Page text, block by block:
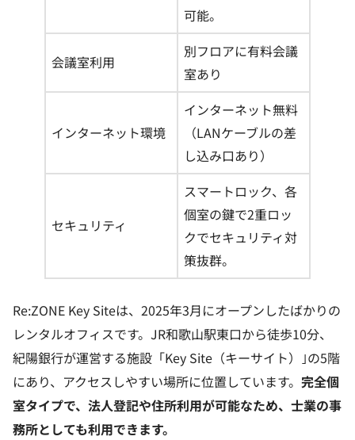
可能。
会議室利用
別フロアに有料会議
室あり
インターネット環境
インターネット無料
（LANケーブルの差
し込み口あり）
セキュリティ
スマートロック、各
個室の鍵で2重ロッ
クでセキュリティ対
策抜群。
Re:ZONE Key Siteは、2025年3月にオープンしたばかりの
レンタルオフィスです。JR和歌山駅東口から徒歩10分、
紀陽銀行が運営する施設「Key Site（キーサイト）｣の5階
にあり、アクセスしやすい場所に位置しています。 完全個
室タイプで、法人登記や住所利用が可能なため、士業の事
務所としても利用できます。